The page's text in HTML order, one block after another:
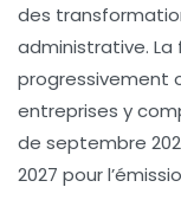
des
administrative.
progressivement
entreprises y
de septembre
2027 pour